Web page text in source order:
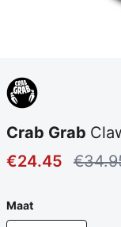
Crab Grab
€24.45
Maat